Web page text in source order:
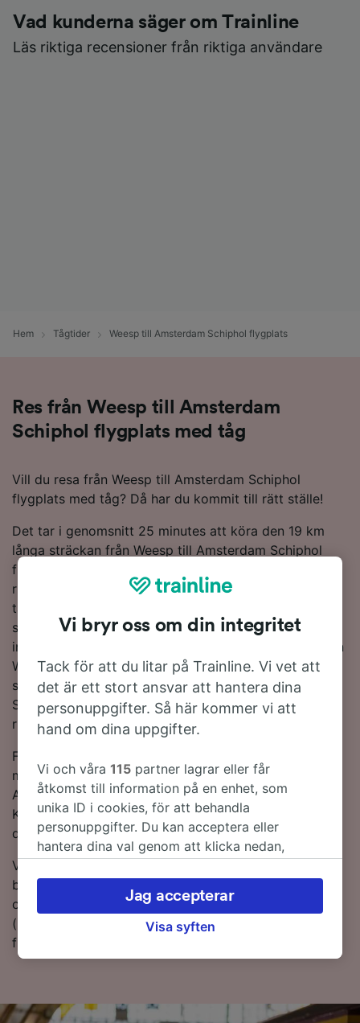
Vad kunderna säger om Trainline
Läs riktiga recensioner från riktiga användare
Hem Tågtider Weesp till Amsterdam Schiphol flygplats
Res från Weesp till Amsterdam
Schiphol flygplats med tåg
Vill du resa från Weesp till Amsterdam Schiphol
flygplats med tåg? Då har du kommit till rätt ställe!
Det tar i genomsnitt 25 minutes att köra den 19 km
långa sträckan från Weesp till Amsterdam Schiphol
flygplats med tåg, även om de snabbaste tågen kör
rutten på endast 22 minutes. Du hittar vanligtvis 69
tåg tåg per dag som kör den 19 km kilometer långa
sträckan mellan de två destinationerna Du behöver
inte byta tåg på resan, eftersom det går direkttåg från
Weesp till Amsterdam Schiphol flygplats. Du hoppar
sannolikt på ett NS för att komma till Amsterdam
Schiphol flygplats, eftersom de har flest tåg på denna
rutt.
För att hjälpa dig att få de bästa tågerbjudandena
markerar vi de billigaste tågbiljetterna från Weesp till
Amsterdam Schiphol flygplats i vår Reseplanerare.
Kom bara ihåg att ju tidigare du bokar dina biljetter,
desto mer sparar du!
Vill du boka dina tågbiljetter nu? Börja leta efter
biljetter hos oss idag. Om du vill få mer information
om resan kan du, fortsätta läsa för att få tidtabeller
(inklusive de första och sista tågtiderna), Vanliga
frågor, samt tips på hur man bokar billiga tågbiljetter.
Vi bryr oss om din integritet
Tack för att du litar på Trainline. Vi vet att
det är ett stort ansvar att hantera dina
personuppgifter. Så här kommer vi att
hand om dina uppgifter.
Vi och våra115 partner lagrar eller får
åtkomst till information på en enhet, som
unika ID i cookies, för att behandla
personuppgifter. Du kan acceptera eller
hantera dina val genom att klicka nedan,
intresse används, eller när som helst på sidan
för dataskyddspolicy. Dessa val kommer att
signaleras till våra partners och påverkar inte
att användas för spårningsändamål om du har
Vi och våra partners behandlar data för att
Visa syften
Jag accepterar